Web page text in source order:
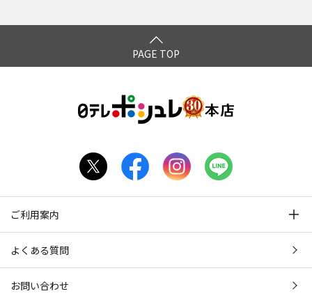
PAGE TOP
ご利用案内
よくある質問
お問い合わせ